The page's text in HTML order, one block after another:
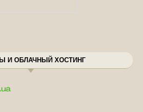
И ОБЛАЧНЫЙ ХОСТИНГ